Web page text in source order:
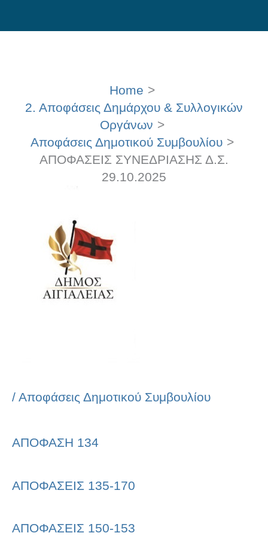
to
Home
2. Αποφάσεις Δημάρχου & Συλλογικών
Οργάνων
Αποφάσεις Δημοτικού Συμβουλίου
ΑΠΟΦΑΣΕΙΣ ΣΥΝΕΔΡΙΑΣΗΣ Δ.Σ.
29.10.2025
/ Αποφάσεις Δημοτικού Συμβουλίου
ΑΠΟΦΑΣΗ 134
ΑΠΟΦΑΣΕΙΣ 135-170
ΑΠΟΦΑΣΕΙΣ 150-153